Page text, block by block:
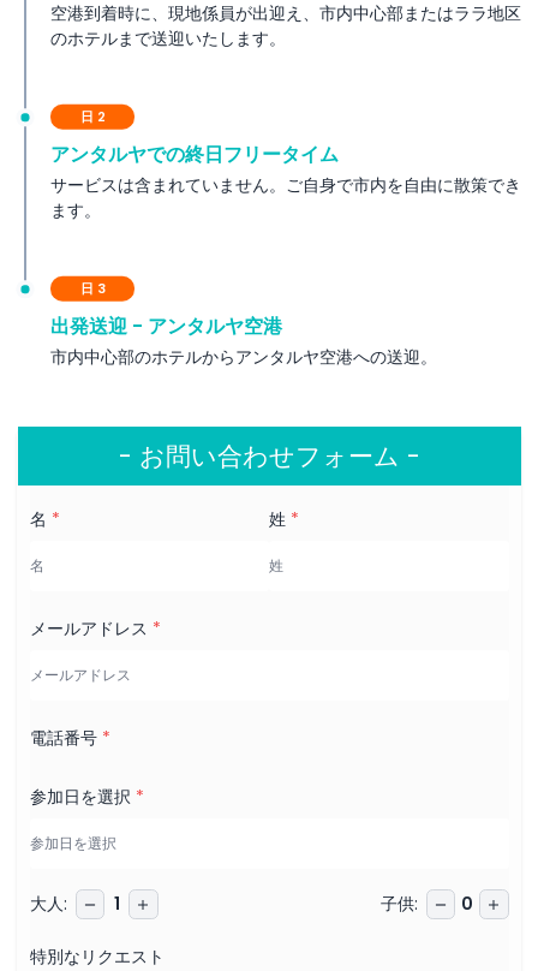
含まれるもの
除外事項
重要な注意事項
空港到着時に、現地係員が出迎え、市内中心部またはララ地区
のホテルまで送迎いたします。
日 2
アンタルヤでの終日フリータイム
サービスは含まれていません。ご自身で市内を自由に散策でき
ます。
日 3
出発送迎 - アンタルヤ空港
市内中心部のホテルからアンタルヤ空港への送迎。
- お問い合わせフォーム -
名 * 姓 *
メールアドレス *
電話番号 *
参加日を選択 *
大人: 1 子供: 0
特別なリクエスト